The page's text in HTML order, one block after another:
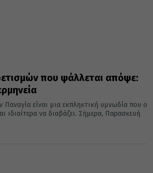
που ψάλλεται απόψε:
Παναγία είναι μια εκπληκτική υμνωδία που ο
ιδιαίτερα να διαβάζει. Σήμερα, Παρασκευή